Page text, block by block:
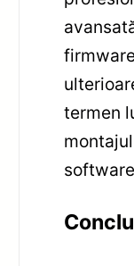
termen